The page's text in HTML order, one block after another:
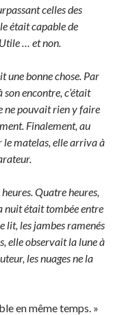
celles des
était capable de
… et non.
une bonne chose. Par
encontre, c’était
ne pouvait rien y faire
Finalement, au
le matelas, elle arriva à
Quatre heures,
nuit était tombée entre
lit, les jambes ramenés
elle observait la lune à
les nuages ne la
en même temps. »